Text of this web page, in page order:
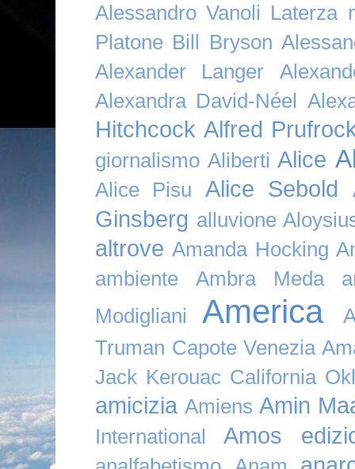
Alessandro Vanoli Laterza
Platone Bill Bryson
Alexander Langer
Alexandra David-Néel
Hitchcock Alfred
giornalismo Aliberti Alice
Alice Pisu Alice Sebold
Ginsberg alluvione
altrove Amanda Hocking
ambiente
Ambra Meda
Modigliani
America
Truman Capote Venezia
Jack Kerouac California
amicizia Amiens Amin
International Amos